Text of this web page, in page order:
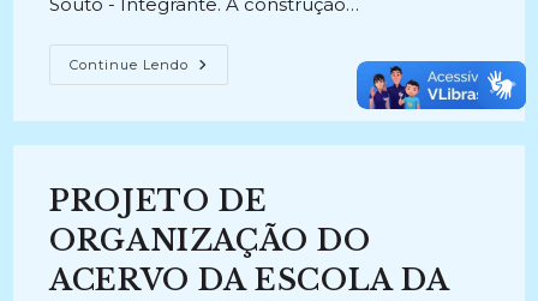
Continue Lendo DIAGNÓSTICO,
ORGANIZAÇÃO
ACERVO
DO
ARQUIVO
DE
ESCOLAS
EXTINTAS
DE
PROJETO DE
ORGANIZAÇÃO DO
ACERVO DA ESCOLA DA